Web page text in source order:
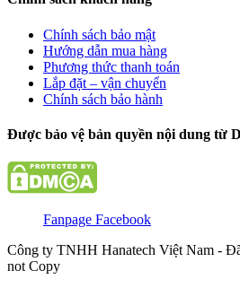
Chính sách bảo mật
Hướng dẫn mua hàng
Phương thức thanh toán
Lắp đặt – vận chuyển
Chính sách bảo hành
Được bảo vệ bản quyền nội dung từ
Fanpage Facebook
Công ty TNHH Hanatech Việt Nam -
not Copy